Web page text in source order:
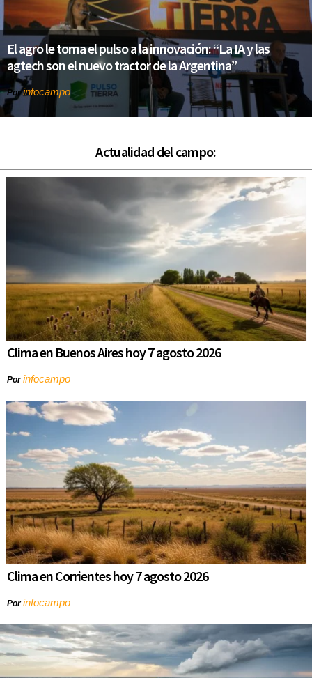
El agro le toma el pulso a la innovación: “La IA y las
agtech son el nuevo tractor de la Argentina”
Porinfocampo
Actualidad del campo:
Clima en Buenos Aires hoy 7 agosto 2026
Porinfocampo
Clima en Corrientes hoy 7 agosto 2026
Porinfocampo